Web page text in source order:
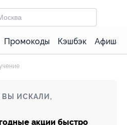
Промокоды Кэшбэк Афиша
ВЫ ИСКАЛИ,
акции быстро